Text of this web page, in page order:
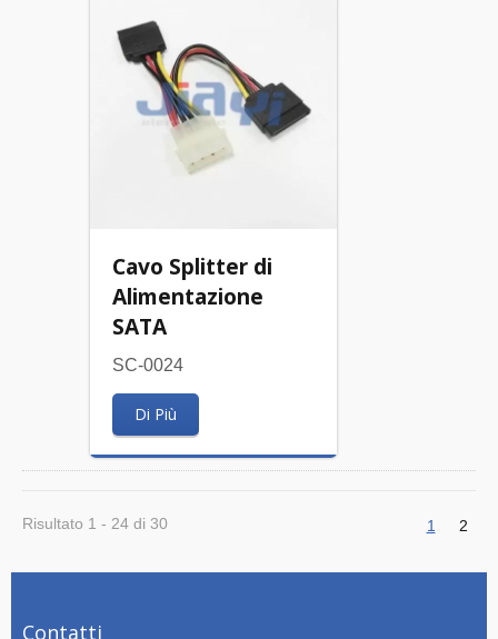
Cavo Splitter di
Alimentazione
SATA
SC-0024
Di Più
Risultato 1 - 24 di 30 1 2
Contatti